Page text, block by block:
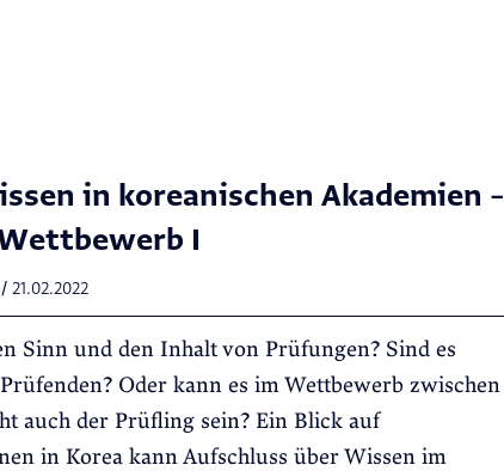
in koreanischen Akademien –
I
21.02.2022
Sinn und den Inhalt von Prüfungen? Sind es
Oder kann es im Wettbewerb zwischen
auch der Prüfling sein? Ein Blick auf
in Korea kann Aufschluss über Wissen im